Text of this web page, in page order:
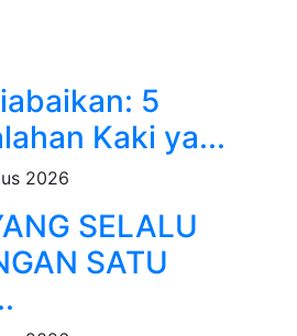
5
Kaki ya...
2026
SELALU
SATU